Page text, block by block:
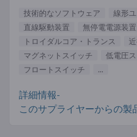
技術的なソフトウェア
線形
直線駆動装置
無停電電源装置
トロイダルコア・トランス
マグネットスイッチ
低電圧
フロートスイッチ
...
詳細情報-
このサプライヤーからの製